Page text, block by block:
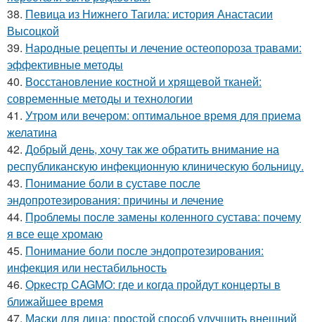
38. Певица из Нижнего Тагила: история Анастасии
Высоцкой
39. Народные рецепты и лечение остеопороза травами:
эффективные методы
40. Восстановление костной и хрящевой тканей:
современные методы и технологии
41. Утром или вечером: оптимальное время для приема
желатина
42. Добрый день, хочу так же обратить внимание на
республиканскую инфекционную клиническую больницу.
43. Понимание боли в суставе после
эндопротезирования: причины и лечение
44. Проблемы после замены коленного сустава: почему
я все еще хромаю
45. Понимание боли после эндопротезирования:
инфекция или нестабильность
46. Оркестр CAGMO: где и когда пройдут концерты в
ближайшее время
47. Маски для лица: простой способ улучшить внешний